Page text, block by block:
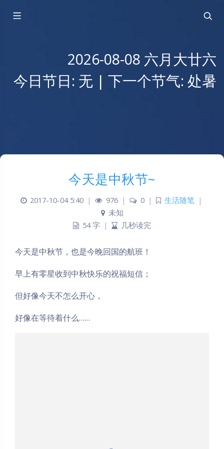
2026-08-08 六月大廿六
今日节日: 无 | 下一个节气: 处暑
今天是中秋节~
2017-10-04 5:40 | 976 | 0 | 生活随笔
|
未知
54 字 | 几秒读完
今天是中秋节，也是今晚回国的航班！
早上有零星收到中秋快乐的祝福短信；
但好像今天不怎么开心，
好像在等待着什么……